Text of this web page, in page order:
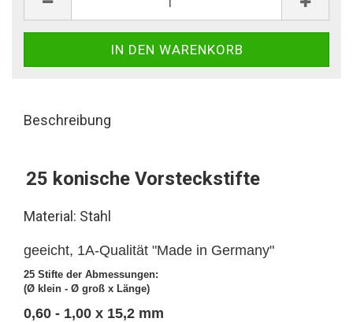
Beschreibung
25 konische Vorsteckstifte
Material: Stahl
geeicht, 1A-Qualität "Made in Germany"
25 Stifte der Abmessungen:
(Ø klein - Ø groß x Länge)
0,60 - 1,00 x 15,2 mm